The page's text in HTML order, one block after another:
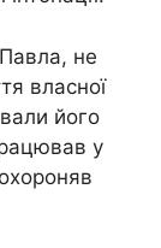
не
власної
його
у